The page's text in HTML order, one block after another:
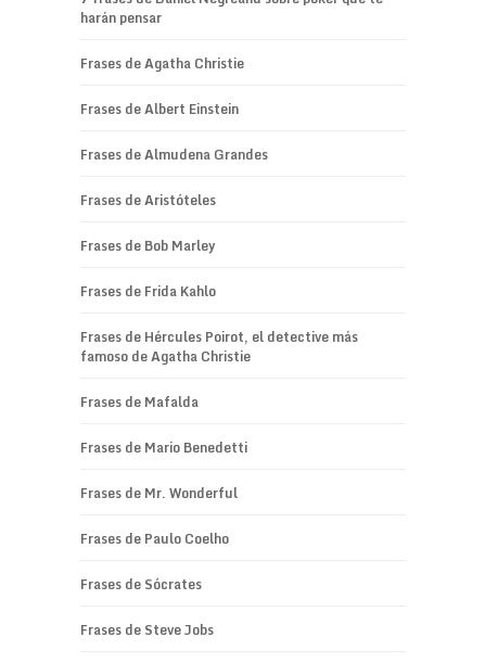
harán pensar
Frases de Agatha Christie
Frases de Albert Einstein
Frases de Almudena Grandes
Frases de Aristóteles
Frases de Bob Marley
Frases de Frida Kahlo
Frases de Hércules Poirot, el detective más
famoso de Agatha Christie
Frases de Mafalda
Frases de Mario Benedetti
Frases de Mr. Wonderful
Frases de Paulo Coelho
Frases de Sócrates
Frases de Steve Jobs